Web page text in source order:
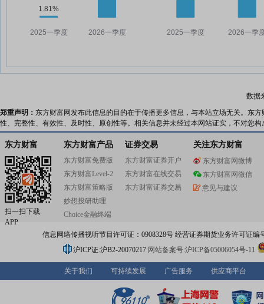
数据
郑重声明： 东方财富网发布此信息的目的在于传播更多信息，与本站立场无关。东
性、完整性、有效性、及时性、原创性等。相关信息并未经过本网站证实，不对您
东方财富
扫一扫下载
APP
东方财富产品
东方财富免费版
东方财富Level-2
东方财富策略版
妙想投研助理
Choice金融终端
证券交易
东方财富证券开户
东方财富在线交易
东方财富证券交易
关注东方财富
东方财富网微博
东方财富网微信
意见与建议
信息网络传播视听节目许可证：0908328号 经营证券期货业务许可证编
沪ICP证:沪B2-20070217 网站备案号:沪ICP备05006054号-11
关于我们 可持续发展 广告服务 供应商平台